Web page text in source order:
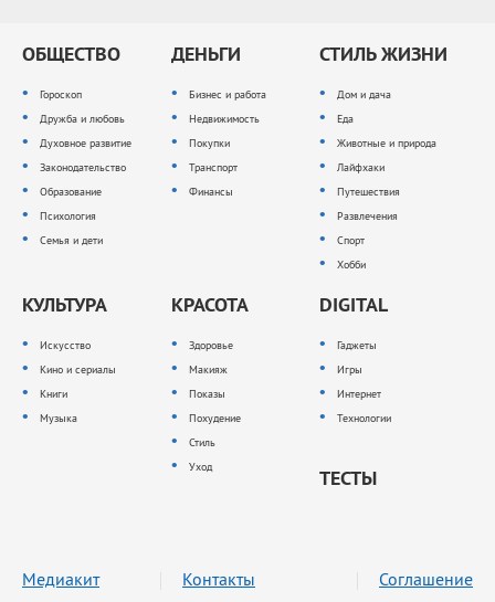
ОБЩЕСТВО
Гороскоп
Дружба и любовь
Духовное развитие
Законодательство
Образование
Психология
Семья и дети
ДЕНЬГИ
Бизнес и работа
Недвижимость
Покупки
Транспорт
Финансы
СТИЛЬ ЖИЗНИ
Дом и дача
Еда
Животные и природа
Лайфхаки
Путешествия
Развлечения
Спорт
Хобби
КУЛЬТУРА
Искусство
Кино и сериалы
Книги
Музыка
КРАСОТА
Здоровье
Макияж
Показы
Похудение
Стиль
Уход
DIGITAL
Гаджеты
Игры
Интернет
Технологии
ТЕСТЫ
Медиакит Контакты Соглашение